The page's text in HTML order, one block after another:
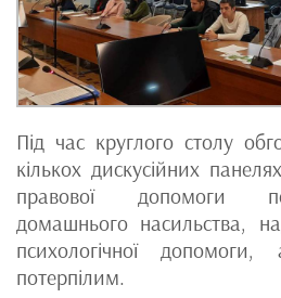
Під час круглого столу
кількох дискусійних
правової допомоги
домашнього насильства,
психологічної
потерпілим.